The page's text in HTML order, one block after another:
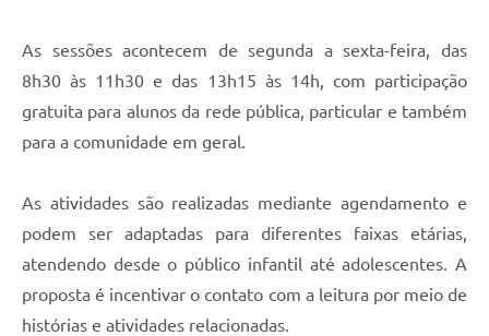
As sessões acontecem de segunda a sexta-feira, das
8h30 às 11h30 e das 13h15 às 14h, com participação
gratuita para alunos da rede pública, particular e também
para a comunidade em geral.
As atividades são realizadas mediante agendamento e
podem ser adaptadas para diferentes faixas etárias,
atendendo desde o público infantil até adolescentes. A
proposta é incentivar o contato com a leitura por meio de
histórias e atividades relacionadas.